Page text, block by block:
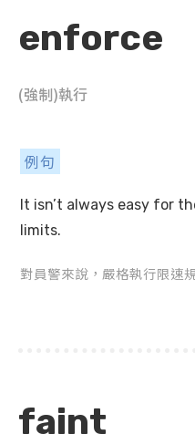
enforce
(強制)執行
例句
It isn’t always easy for
limits.
對員警來說，嚴格執行限速
faint